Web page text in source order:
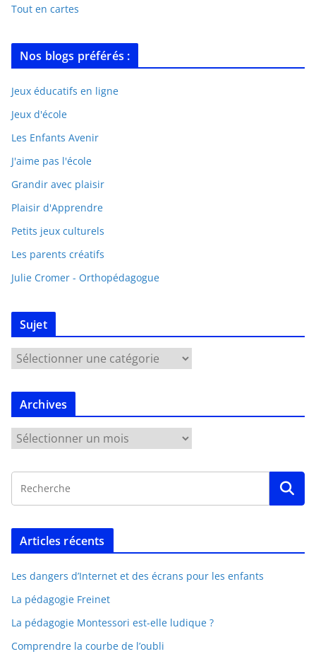
Tout en cartes
Nos blogs préférés :
Jeux éducatifs en ligne
Jeux d'école
Les Enfants Avenir
J'aime pas l'école
Grandir avec plaisir
Plaisir d'Apprendre
Petits jeux culturels
Les parents créatifs
Julie Cromer - Orthopédagogue
Sujet
Archives
Articles récents
Les dangers d’Internet et des écrans pour les enfants
La pédagogie Freinet
La pédagogie Montessori est-elle ludique ?
Comprendre la courbe de l’oubli